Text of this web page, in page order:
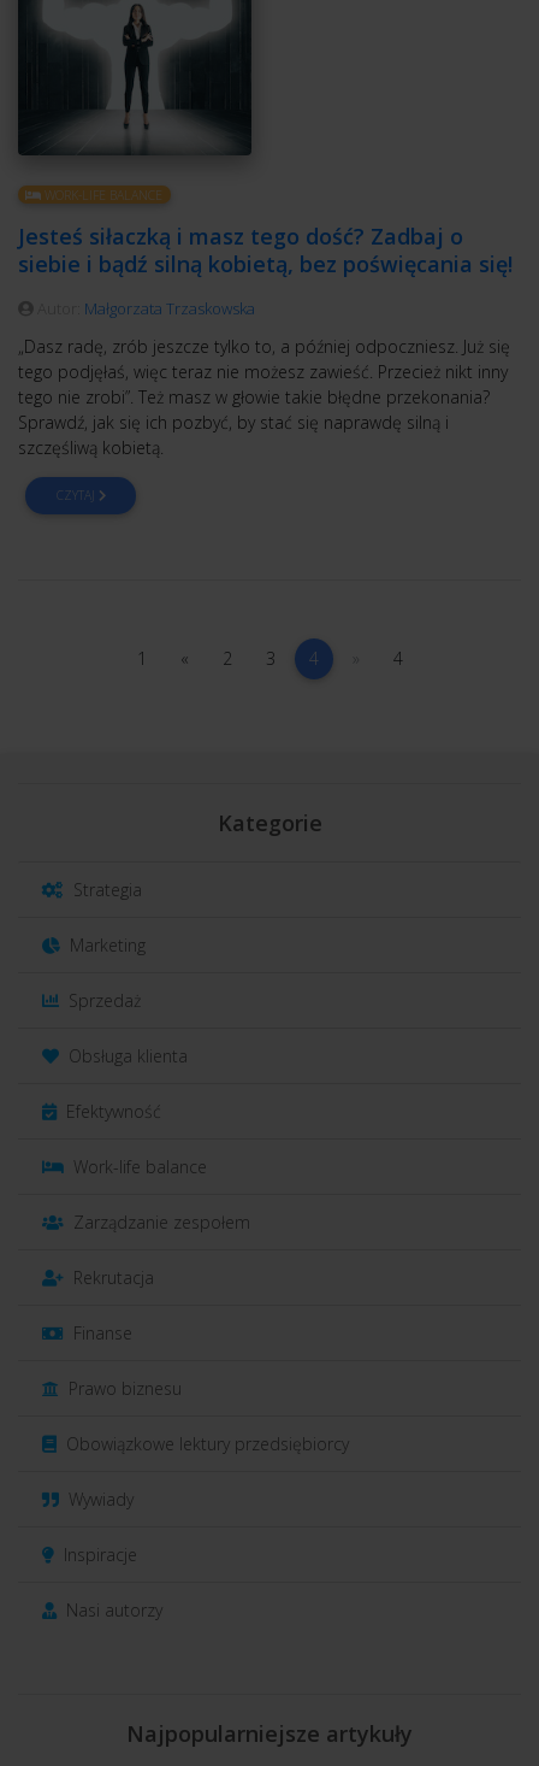
WORK-LIFE BALANCE
Jesteś siłaczką i masz tego dość? Zadbaj o
siebie i bądź silną kobietą, bez poświęcania się!
Małgorzata Trzaskowska
„Dasz radę, zrób jeszcze tylko to, a później odpoczniesz. Już się
tego podjęłaś, więc teraz nie możesz zawieść. Przecież nikt inny
tego nie zrobi”. Też masz w głowie takie błędne przekonania?
Sprawdź, jak się ich pozbyć, by stać się naprawdę silną i
szczęśliwą kobietą.
CZYTAJ
1 «poprzednia
22 33 4(current)następna
44
Kategorie
Strategia
Marketing
Sprzedaż
Obsługa klienta
Efektywność
Work-life balance
Zarządzanie zespołem
Rekrutacja
Finanse
Prawo biznesu
Obowiązkowe lektury przedsiębiorcy
Wywiady
Inspiracje
Nasi autorzy
Najpopularniejsze artykuły